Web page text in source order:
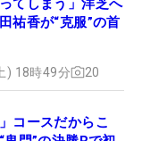
てしまう」洋芝へ
祐香が“克服”の首
) 18時49分 20
コースだからこ